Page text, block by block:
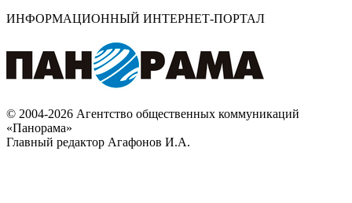
ИНФОРМАЦИОННЫЙ ИНТЕРНЕТ-ПОРТАЛ
© 2004-2026 Агентство общественных коммуникаций
«Панорама»
Главный редактор Агафонов И.А.